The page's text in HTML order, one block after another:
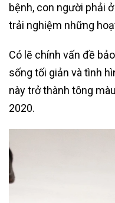
bệnh, con người phải
trải nghiệm những
Có lẽ chính vấn đề
sống tối giản và tình
này trở thành tông
2020.